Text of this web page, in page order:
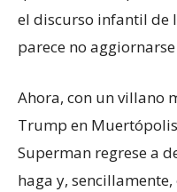
el discurso infantil de
parece no
Ahora, con un villano
Trump en
Superman regrese a
haga y,